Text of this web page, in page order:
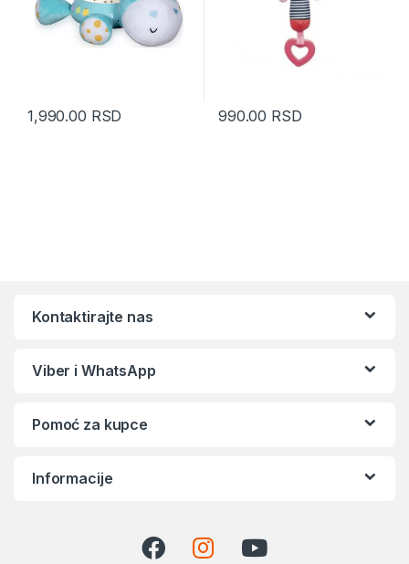
1,990.00 RSD 990.00 RSD
Kontaktirajte nas
Viber i WhatsApp
Pomoć za kupce
Informacije